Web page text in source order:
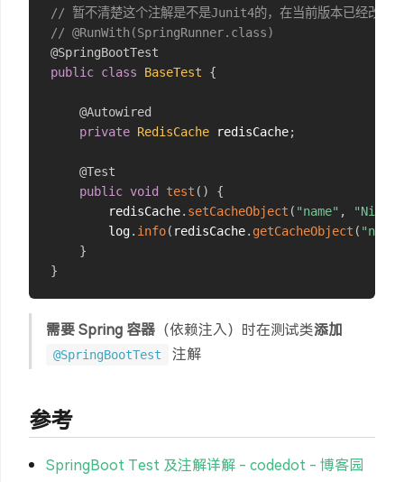
// 暂不清楚这个注解是不是Junit4的，在当前版本已经改用
// @RunWith(SpringRunner.class)
@SpringBootTest
public class BaseTest {
@Autowired
private RedisCache redisCache;
@Test
public void test ( )
{
        redisCache
. setCacheObject ( "name" ,
        log
. info( redisCache. getCacheObject ( "name"
}
}
需要 Spring 容器 （依赖注入）时在测试类添加
@SpringBootTest 注解
参考
SpringBoot Test 及注解详解 - codedot - 博客园